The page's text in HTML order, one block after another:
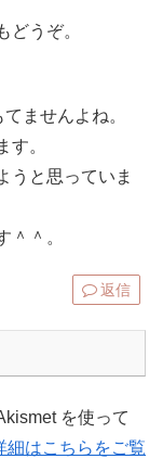
どうぞ。
ませんよね。
す。
うと思っていま
＾＾。
返信
を使って
細はこちらをご覧